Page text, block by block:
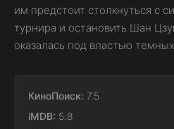
им предстоит столкнуться с
турнира и остановить Шан
оказалась под властью
КиноПоиск: 7.5
iMDB: 5.8